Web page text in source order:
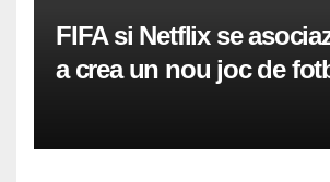
FIFA si Netflix se
a crea un nou joc de